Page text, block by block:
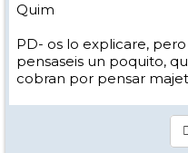
Quim
PD- os lo explicare,
pensaseis un poquito,
cobran por pensar